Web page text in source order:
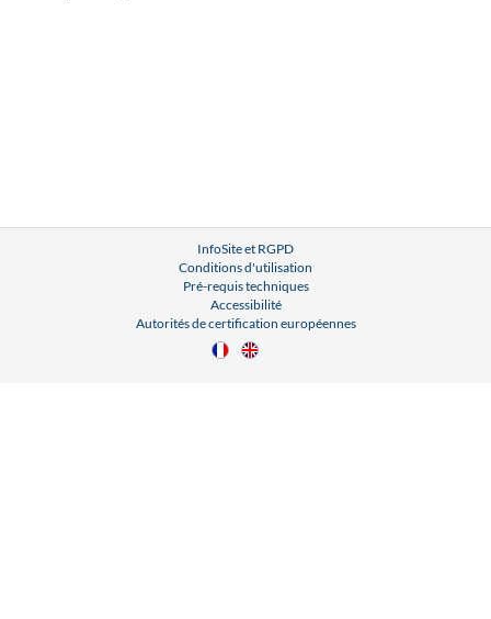
InfoSite et RGPD
Conditions d'utilisation
Pré-requis techniques
Accessibilité
Autorités de certification européennes